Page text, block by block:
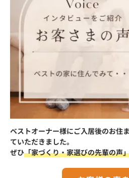
ベストオーナー様にご入居後のお住
ていただきました。
ぜひ「家づくり・家選びの先輩の声